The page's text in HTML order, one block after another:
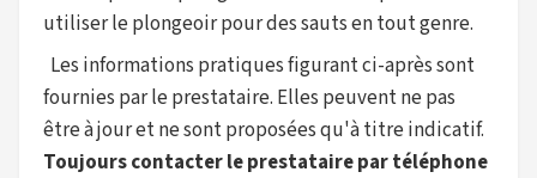
utiliser le plongeoir pour des sauts en tout genre.
Les informations pratiques figurant ci-après sont
fournies par le prestataire. Elles peuvent ne pas
être à jour et ne sont proposées qu'à titre indicatif.
Toujours contacter le prestataire par téléphone